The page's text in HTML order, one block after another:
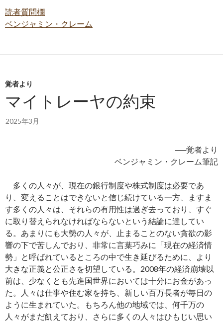
読者質問欄
ベンジャミン・クレーム
覚者より
マイトレーヤの約束
2025年3月
──覚者より
ベンジャミン・クレーム筆記
多くの人々が、現在の銀行制度や株式制度は必要であ
り、変えることはできないと信じ続けている一方、ますま
す多くの人々は、それらの有用性は過ぎ去っており、すぐ
に取り替えられなければならないという結論に達してい
る。あまりにも大勢の人々が、止まることのない貪欲の影
響の下で苦しんでおり、非常に言葉巧みに「現在の経済情
勢」と呼ばれているところの中で生き延びるために、より
大きな正義と公正さを切望している。2008年の経済崩壊以
前は、少なくとも先進国世界においては十分にお金があっ
た。人々は仕事や住む家を持ち、新しい百万長者が毎日の
ように生まれていた。もちろん他の地域では、何千万の
人々がまだ飢えており、さらに多くの人々はひもじい思い